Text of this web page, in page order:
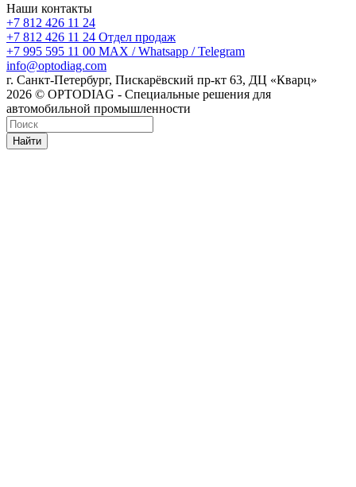
Наши контакты
+7 812 426 11 24
+7 812 426 11 24 Отдел продаж
+7 995 595 11 00 MAX / Whatsapp / Telegram
info@optodiag.com
г. Санкт-Петербург, Пискарёвский пр-кт 63, ДЦ «Кварц»
2026 © OPTODIAG - Специальные решения для
автомобильной промышленности
Найти